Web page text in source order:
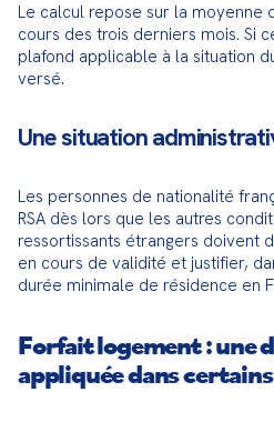
Le calcul repose sur la moyenne
cours des trois derniers mois. Si
plafond applicable à la situation
versé.
Une situation
Les personnes de nationalité
RSA dès lors que les autres
ressortissants étrangers doivent
en cours de validité et justifier,
durée minimale de résidence en
Forfait logement : une
appliquée dans